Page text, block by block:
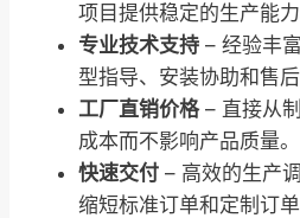
项目提供稳定的生产能
专业技术支持 – 经验丰
型指导、安装协助和售
工厂直销价格– 直接从
成本而不影响产品质量
快速交付 – 高效的生产
缩短标准订单和定制订